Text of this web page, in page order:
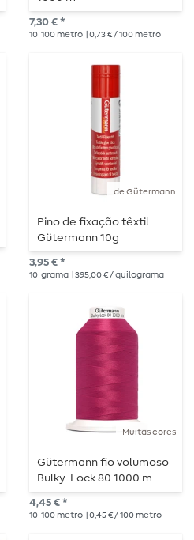
7,30 € *
10 100 metro | 0,73 € / 100 metro
de Gütermann
Pino de fixação têxtil
Gütermann 10g
3,95 € *
10 grama | 395,00 € / quilograma
Muitas cores
Gütermann fio volumoso
Bulky-Lock 80 1000 m
4,45 € *
10 100 metro | 0,45 € / 100 metro